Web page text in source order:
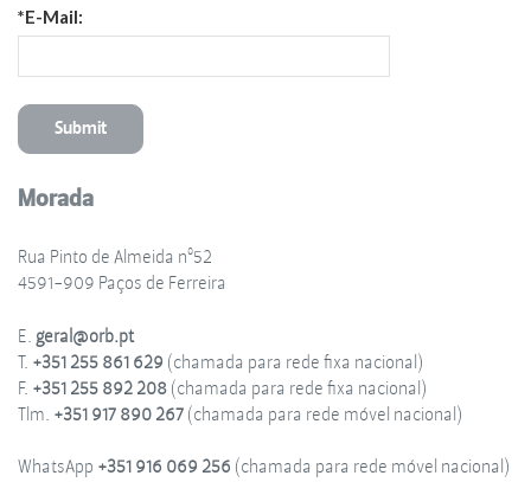
*E-Mail:
Morada
Rua Pinto de Almeida nº52
4591-909 Paços de Ferreira
E. geral@orb.pt
T. +351 255 861 629 (chamada para rede fixa nacional)
F. +351 255 892 208(chamada para rede fixa nacional)
Tlm. +351 917 890 267(chamada para rede móvel nacional)
WhatsApp +351 916 069 256 (chamada para rede móvel nacional)